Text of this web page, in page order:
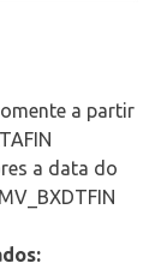
a partir
a data do